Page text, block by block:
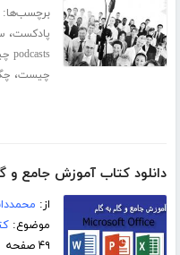
برچسب‌ها:
پادکست،
podcasts چیست
چیست،
دانلود کتاب آموزش جامع و
از:
موضوع:
۴۹ صفحه